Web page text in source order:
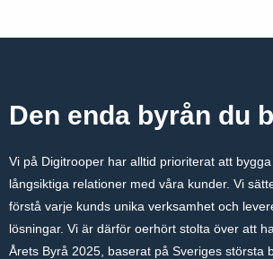
Den enda byrån du
Vi på Digitrooper har alltid prioriterat att
långsiktiga relationer med våra kunder. Vi
förstå varje kunds unika verksamhet och
lösningar. Vi är därför oerhört stolta över att
Årets Byrå 2025, baserat på Sveriges största